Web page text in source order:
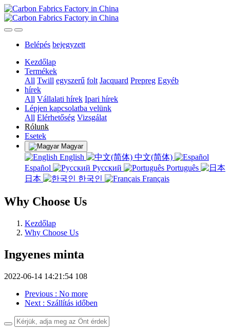
Belépés bejegyzett
Kezdőlap
Termékek
All Twill egyszerű folt Jacquard Prepreg Egyéb
hírek
All Vállalati hírek Ipari hírek
Lépjen kapcsolatba velünk
All Elérhetőség Vizsgálat
Rólunk
Esetek
Magyar
English
中文(简体)
Español
Русский
Português
日本
한국인 Français
Why Choose Us
Kezdőlap
Why Choose Us
Ingyenes minta
2022-06-14 14:21:54 108
Previous : No more
Next : Szállítás időben